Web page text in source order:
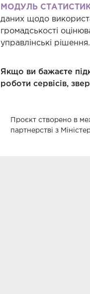
МОДУЛЬ
даних щодо
громадськості
управлінські рішення.
Якщо ви бажаєте
роботи сервісів,
Проєкт створено в
партнерстві з